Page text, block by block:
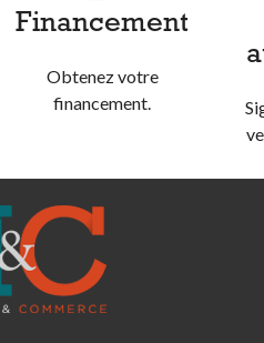
Financement
Obtenez votre
financement.